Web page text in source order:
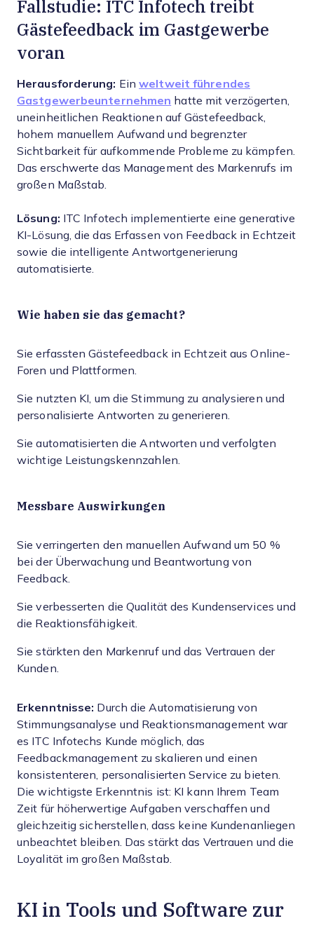
Fallstudie: ITC Infotech treibt
Gästefeedback im Gastgewerbe
voran
Herausforderung: Einweltweit führendes
Gastgewerbeunternehmen hatte mit verzögerten,
uneinheitlichen Reaktionen auf Gästefeedback,
hohem manuellem Aufwand und begrenzter
Sichtbarkeit für aufkommende Probleme zu kämpfen.
Das erschwerte das Management des Markenrufs im
großen Maßstab.
Lösung: ITC Infotech implementierte eine generative
KI-Lösung, die das Erfassen von Feedback in Echtzeit
sowie die intelligente Antwortgenerierung
automatisierte.
Wie haben sie das gemacht?
Sie erfassten Gästefeedback in Echtzeit aus Online-
Foren und Plattformen.
Sie nutzten KI, um die Stimmung zu analysieren und
personalisierte Antworten zu generieren.
Sie automatisierten die Antworten und verfolgten
wichtige Leistungskennzahlen.
Messbare Auswirkungen
Sie verringerten den manuellen Aufwand um 50 %
bei der Überwachung und Beantwortung von
Feedback.
Sie verbesserten die Qualität des Kundenservices und
die Reaktionsfähigkeit.
Sie stärkten den Markenruf und das Vertrauen der
Kunden.
Erkenntnisse: Durch die Automatisierung von
Stimmungsanalyse und Reaktionsmanagement war
es ITC Infotechs Kunde möglich, das
Feedbackmanagement zu skalieren und einen
konsistenteren, personalisierten Service zu bieten.
Die wichtigste Erkenntnis ist: KI kann Ihrem Team
Zeit für höherwertige Aufgaben verschaffen und
gleichzeitig sicherstellen, dass keine Kundenanliegen
unbeachtet bleiben. Das stärkt das Vertrauen und die
Loyalität im großen Maßstab.
KI in Tools und Software zur